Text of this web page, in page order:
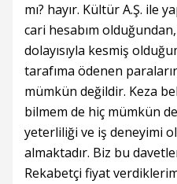
mı? hayır. Kültür A.Ş. ile
cari hesabım
dolayısıyla kesmiş
tarafıma ödenen
mümkün değildir. Keza
bilmem de hiç mümkün
yeterliliği ve iş deneyimi
almaktadır. Biz bu
Rekabetçi fiyat